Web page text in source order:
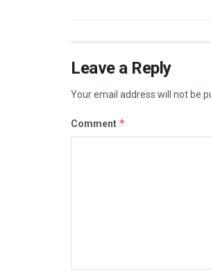
Leave a Reply
Your email address will not be
Comment *